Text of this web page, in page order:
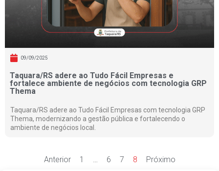
09/09/2025
Taquara/RS adere ao Tudo Fácil Empresas e
fortalece ambiente de negócios com tecnologia GRP
Thema
Taquara/RS adere ao Tudo Fácil Empresas com tecnologia GRP
Thema, modernizando a gestão pública e fortalecendo o
ambiente de negócios local.
Anterior 1 … 6 7 8 Próximo